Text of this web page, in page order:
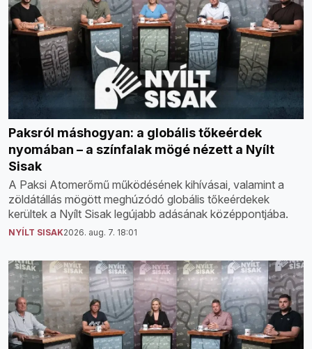
Paksról máshogyan: a globális tőkeérdek
nyomában – a színfalak mögé nézett a Nyílt
Sisak
A Paksi Atomerőmű működésének kihívásai, valamint a
zöldátállás mögött meghúzódó globális tőkeérdekek
kerültek a Nyílt Sisak legújabb adásának középpontjába.
NYÍLT SISAK2026. aug. 7. 18:01